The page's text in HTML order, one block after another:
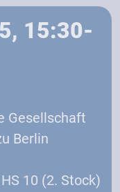
15:30-
Gesellschaft
Berlin
10 (2. Stock)